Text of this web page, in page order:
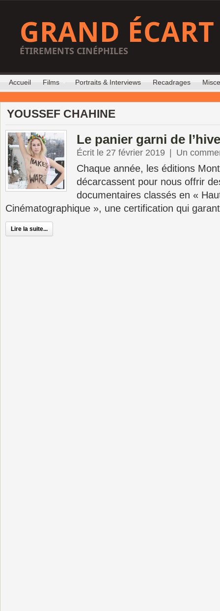
GRAND ÉCART
ÉTIREMENTS CINÉPHILES
Accueil Films Portraits & Interviews Recadrages
YOUSSEF CHAHINE
Le panier garni de
Écrit le 27 février 2019 Un
Chaque année, les éditions
décarcassent pour nous offrir
documentaires classés en «
Cinématographique », une certification qui
Lire la suite...